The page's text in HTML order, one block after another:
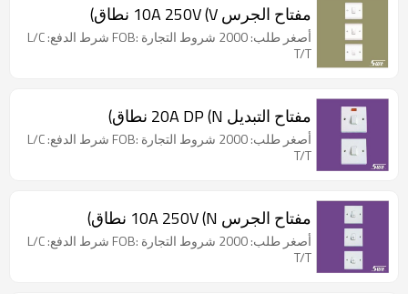
مفتاح الجرس 10A 250V (V نطاق)
أصغر طلب: 2000 شروط التجارة :FOB شرط الدفع: L/C
T/T
مفتاح التبديل 20A DP (N نطاق)
أصغر طلب: 2000 شروط التجارة :FOB شرط الدفع: L/C
T/T
مفتاح الجرس 10A 250V (N نطاق)
أصغر طلب: 2000 شروط التجارة :FOB شرط الدفع: L/C
T/T